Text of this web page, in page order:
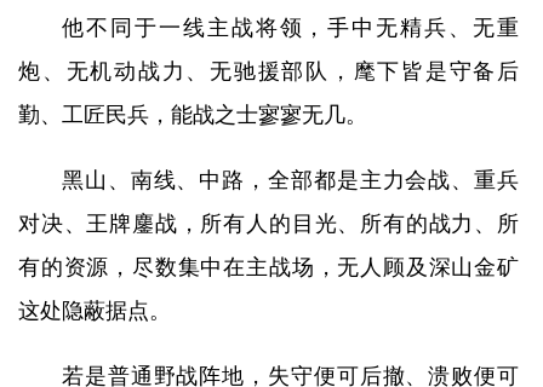
他不同于一线主战将领，手中无精兵、无重
炮、无机动战力、无驰援部队，麾下皆是守备后
勤、工匠民兵，能战之士寥寥无几。
黑山、南线、中路，全部都是主力会战、重兵
对决、王牌鏖战，所有人的目光、所有的战力、所
有的资源，尽数集中在主战场，无人顾及深山金矿
这处隐蔽据点。
若是普通野战阵地，失守便可后撤、溃败便可